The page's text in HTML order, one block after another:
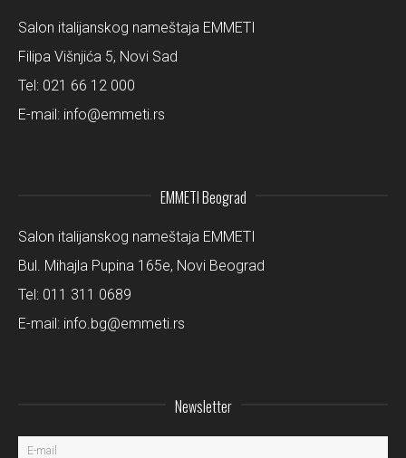
Salon italijanskog nameštaja EMMETI
Filipa Višnjića 5, Novi Sad
Tel: 021 66 12 000
E-mail: info@emmeti.rs
EMMETI Beograd
Salon italijanskog nameštaja EMMETI
Bul. Mihajla Pupina 165e, Novi Beograd
Tel: 011 311 0689
E-mail: info.bg@emmeti.rs
Newsletter